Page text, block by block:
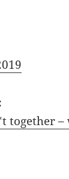
together